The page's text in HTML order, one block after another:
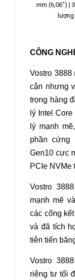
mm (6,06") |
CÔNG
Vostro 3888
cận nhưng
trọng hàng
lý Intel
lý mạnh
phần
Gen10 cực
PCIe NVMe
Vostro
mạnh mẽ
các cổng
và đã tích
tiên tiến
Vostro
riêng tư tối